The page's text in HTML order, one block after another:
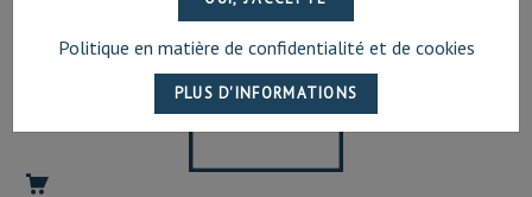
Politique en matière de confidentialité et de cookies